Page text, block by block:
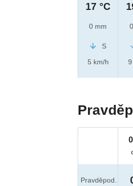
17 °C
0 mm
S
5 km/h
Pravděpod.